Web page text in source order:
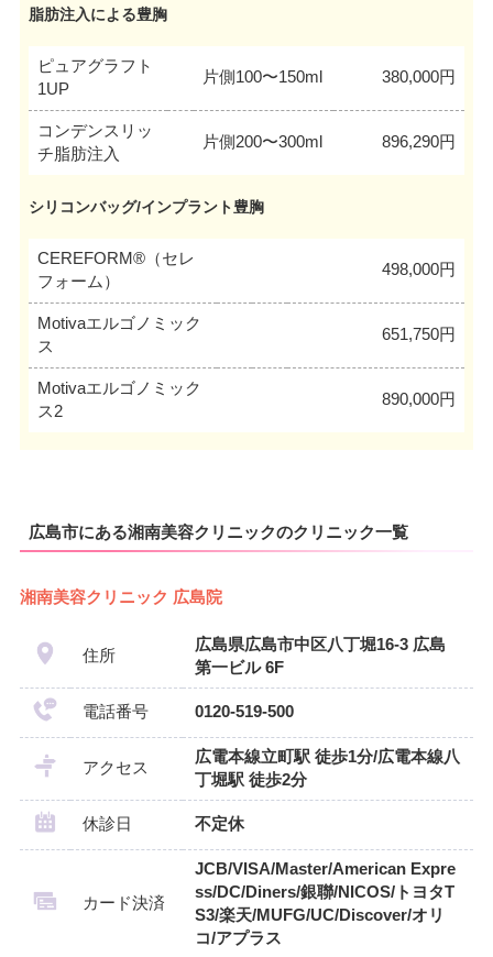
脂肪注入による豊胸
ピュアグラフト
1UP
片側100〜150ml 380,000円
コンデンスリッ
チ脂肪注入
片側200〜300ml 896,290円
シリコンバッグ/インプラント豊胸
CEREFORM®（セレ
フォーム）
498,000円
Motivaエルゴノミック
ス
651,750円
Motivaエルゴノミック
ス2
890,000円
広島市にある湘南美容クリニックのクリニック一覧
湘南美容クリニック 広島院
住所
広島県広島市中区八丁堀16-3 広島
第一ビル 6F
電話番号 0120-519-500
アクセス
広電本線立町駅 徒歩1分/広電本線八
丁堀駅 徒歩2分
休診日 不定休
カード決済
JCB/VISA/Master/American Expre
ss/DC/Diners/銀聯/NICOS/トヨタT
S3/楽天/MUFG/UC/Discover/オリ
コ/アプラス